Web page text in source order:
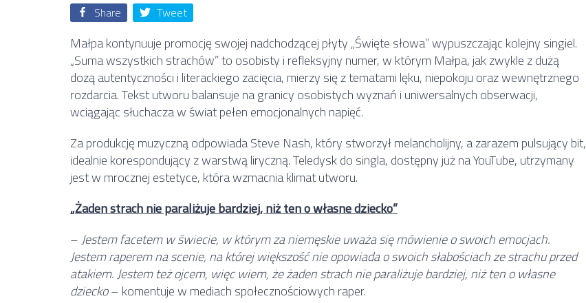
Share Tweet
Małpa kontynuuje promocję swojej nadchodzącej płyty „Święte słowa” wypuszczając kolejny singiel.
„Suma wszystkich strachów” to osobisty i refleksyjny numer, w którym Małpa, jak zwykle z dużą
dozą autentyczności i literackiego zacięcia, mierzy się z tematami lęku, niepokoju oraz wewnętrznego
rozdarcia. Tekst utworu balansuje na granicy osobistych wyznań i uniwersalnych obserwacji,
wciągając słuchacza w świat pełen emocjonalnych napięć.
Za produkcję muzyczną odpowiada Steve Nash, który stworzył melancholijny, a zarazem pulsujący bit,
idealnie korespondujący z warstwą liryczną. Teledysk do singla, dostępny już na YouTube, utrzymany
jest w mrocznej estetyce, która wzmacnia klimat utworu.
„Żaden strach nie paraliżuje bardziej, niż ten o własne dziecko”
–Jestem facetem w świecie, w którym za niemęskie uważa się mówienie o swoich emocjach.
Jestem raperem na scenie, na której większość nie opowiada o swoich słabościach ze strachu przed
atakiem. Jestem też ojcem, więc wiem, że żaden strach nie paraliżuje bardziej, niż ten o własne
dziecko– komentuje w mediach społecznościowych raper.